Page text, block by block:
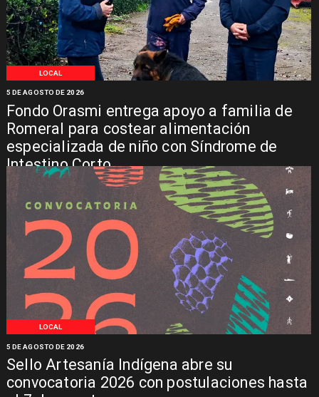
LOCAL
Fondo Orasmi entrega apoyo a familia de
Romeral para costear alimentación
especializada de niño con Síndrome de
Intestino Corto
5 DE AGOSTO DE 2026
LOCAL
Sello Artesanía Indígena abre su
convocatoria 2026 con postulaciones hasta
5 DE AGOSTO DE 2026